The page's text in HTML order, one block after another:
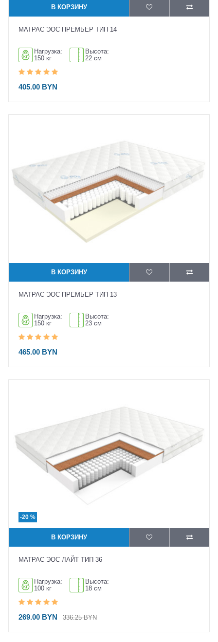
В КОРЗИНУ
МАТРАС ЭОС ПРЕМЬЕР ТИП 14
Нагрузка:
150 кг
Высота:
22 см
405.00 BYN
В КОРЗИНУ
МАТРАС ЭОС ПРЕМЬЕР ТИП 13
Нагрузка:
150 кг
Высота:
23 см
465.00 BYN
-20 %
В КОРЗИНУ
МАТРАС ЭОС ЛАЙТ ТИП 36
Нагрузка:
100 кг
Высота:
18 см
269.00 BYN 336.25 BYN